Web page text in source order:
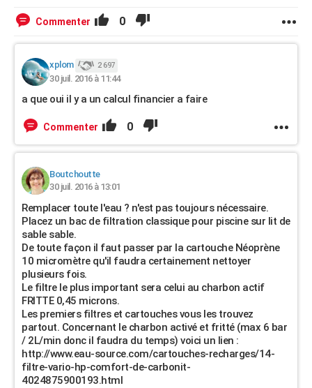
Commenter 0
xplom 2 697
30 juil. 2016 à 11:44
a que oui il y a un calcul financier a faire
Commenter 0
Boutchoutte
30 juil. 2016 à 13:01
Remplacer toute l'eau ? n'est pas toujours nécessaire.
Placez un bac de filtration classique pour piscine sur lit de
sable sable.
De toute façon il faut passer par la cartouche Néoprène
10 micromètre qu'il faudra certainement nettoyer
plusieurs fois.
Le filtre le plus important sera celui au charbon actif
FRITTE 0,45 microns.
Les premiers filtres et cartouches vous les trouvez
partout. Concernant le charbon activé et fritté (max 6 bar
/ 2L/min donc il faudra du temps) voici un lien :
http://www.eau-source.com/cartouches-recharges/14-
filtre-vario-hp-comfort-de-carbonit-
4024875900193.html